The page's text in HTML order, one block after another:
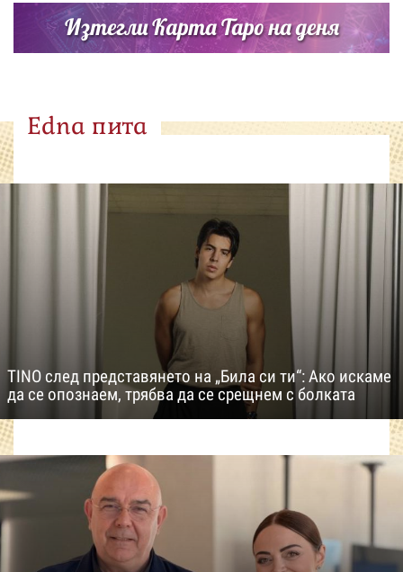
Изтегли Карта Таро на деня
Edna пита
TINO след представянето на „Била си ти“: Ако искаме
да се опознаем, трябва да се срещнем с болката